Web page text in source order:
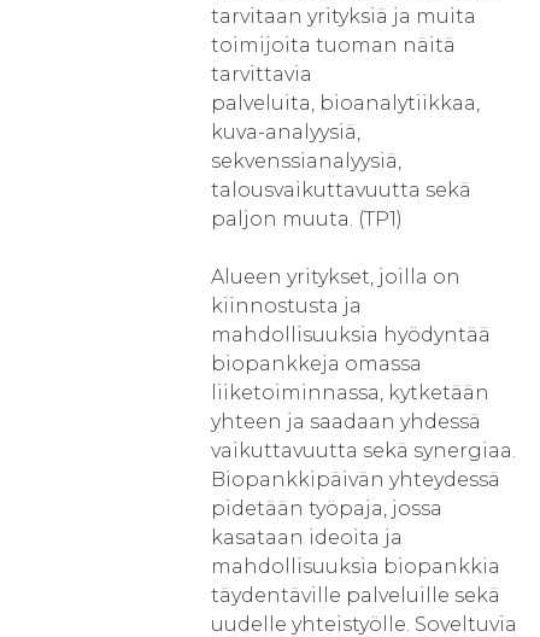
tarvitaan yrityksiä ja muita
toimijoita tuoman näitä
tarvittavia
palveluita, bioanalytiikkaa,
kuva-analyysiä,
sekvenssianalyysiä,
talousvaikuttavuutta sekä
paljon muuta. (TP1)
Alueen yritykset, joilla on
kiinnostusta ja
mahdollisuuksia hyödyntää
biopankkeja omassa
liiketoiminnassa, kytketään
yhteen ja saadaan yhdessä
vaikuttavuutta sekä synergiaa.
Biopankkipäivän yhteydessä
pidetään työpaja, jossa
kasataan ideoita ja
mahdollisuuksia biopankkia
täydentäville palveluille sekä
uudelle yhteistyölle. Soveltuvia